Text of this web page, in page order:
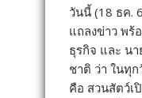
วันนี้ (18 ธค.
แถลงข่าว พร้
ธุรกิจ และ น
ชาติ ว่า ในทุ
คือ สวนสัตว์เ